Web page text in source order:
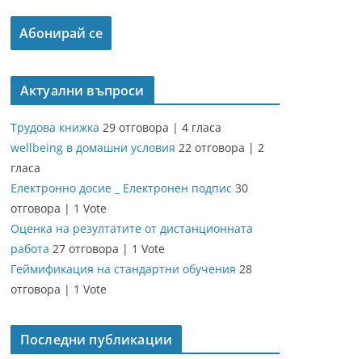
Актуални въпроси
Трудова книжка 29 отговора | 4 гласа
wellbeing в домашни условия 22 отговора | 2
гласа
Електронно досие _ Електронен подпис 30
отговора | 1 Vote
Оценка на резултатите от дистанционната
работа 27 отговора | 1 Vote
Геймификация на стандартни обучения 28
отговора | 1 Vote
Последни публикации